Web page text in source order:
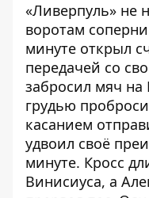
«Ливерпуль» не
воротам
минуте открыл
передачей со
забросил мяч на
грудью
касанием
удвоил своё
минуте. Кросс
Винисиуса, а